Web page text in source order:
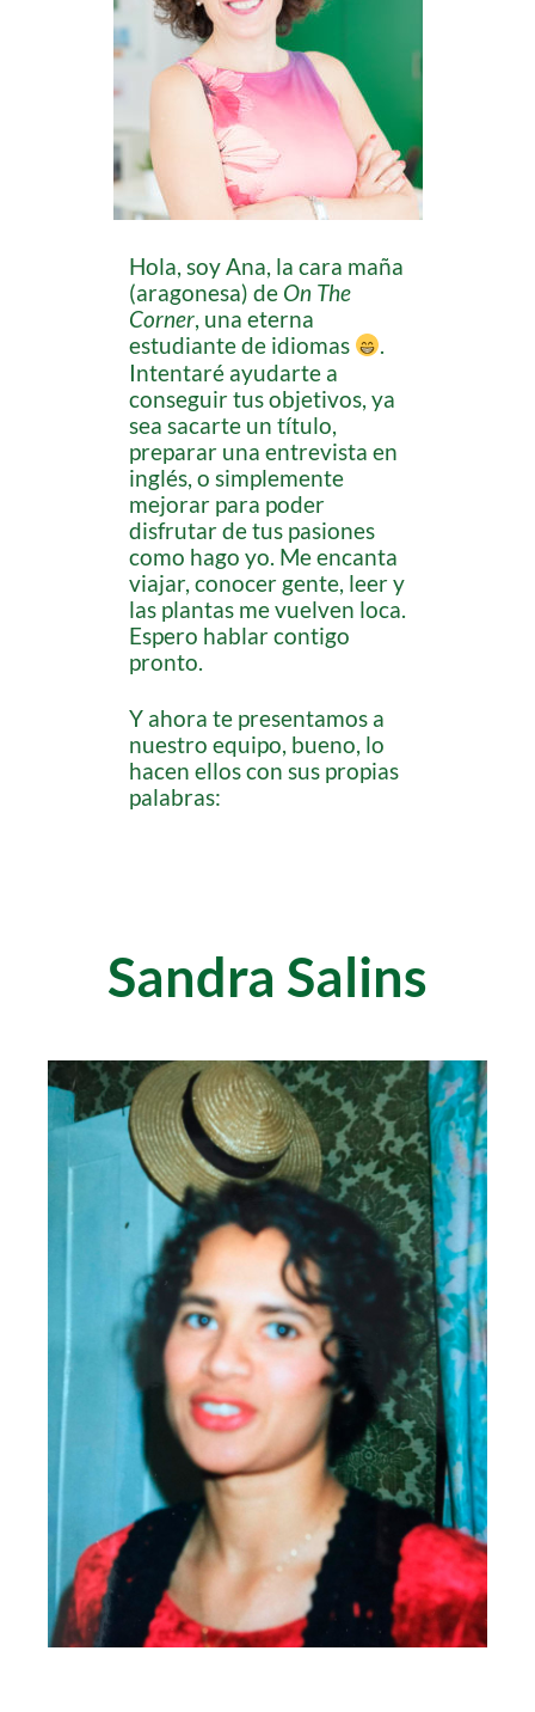
Hola, soy Ana, la cara maña
(aragonesa) de On The
Corner, una eterna
estudiante de idiomas
.
Intentaré ayudarte a
conseguir tus objetivos, ya
sea sacarte un título,
preparar una entrevista en
inglés, o simplemente
mejorar para poder
disfrutar de tus pasiones
como hago yo. Me encanta
viajar, conocer gente, leer y
las plantas me vuelven loca.
Espero hablar contigo
pronto.
Y ahora te presentamos a
nuestro equipo, bueno, lo
hacen ellos con sus propias
palabras:
Sandra Salins